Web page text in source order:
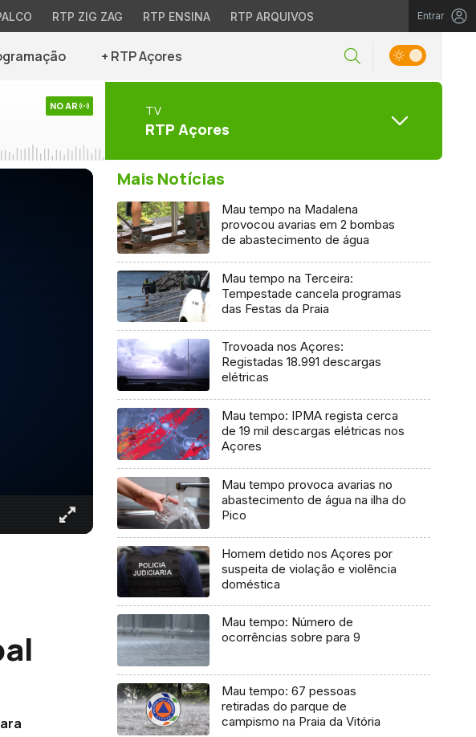
RTP ZIG ZAG RTP ENSINA RTP ARQUIVOS Entrar
+ RTP Açores
NO AR TV
RTP Açores
Mais Notícias
Mau tempo na Madalena
provocou avarias em 2 bombas
de abastecimento de água
Mau tempo na Terceira:
Tempestade cancela programas
das Festas da Praia
Trovoada nos Açores:
Registadas 18.991 descargas
elétricas
Mau tempo: IPMA regista cerca
de 19 mil descargas elétricas nos
Açores
Mau tempo provoca avarias no
abastecimento de água na ilha do
Pico
Homem detido nos Açores por
suspeita de violação e violência
doméstica
Mau tempo: Número de
ocorrências sobre para 9
Mau tempo: 67 pessoas
retiradas do parque de
campismo na Praia da Vitória